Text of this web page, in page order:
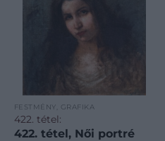
FESTMÉNY, GRAFIKA
422. tétel:
422. tétel, Női portré